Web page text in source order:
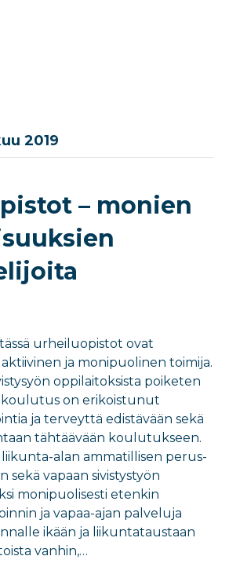
2019
– monien
urheiluopistot ovat
ja monipuolinen toimija.
oppilaitoksista poiketen
on erikoistunut
ja terveyttä edistävään sekä
tähtäävään koulutukseen.
alan ammatillisen perus-
sekä vapaan sivistystyön
monipuolisesti etenkin
ja vapaa-ajan palveluja
ikään ja liikuntataustaan
vanhin,…